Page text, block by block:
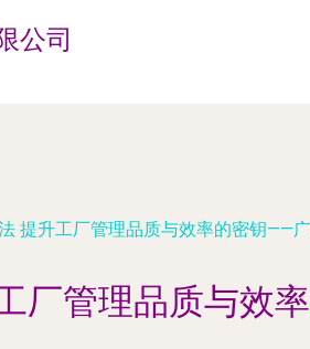
公司
提升工厂管理品质与效率的密钥——
厂管理品质与效